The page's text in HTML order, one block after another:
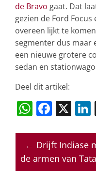
de Bravo gaat. Dat
gezien de Ford
overeen lijkt te
segmenter dus maar
een nieuwe grotere
sedan en
Deel dit artikel:
W
at
s
F
c
e
X
← Drijft Indiase
de armen van